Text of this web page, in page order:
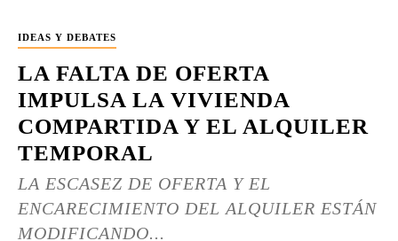
IDEAS Y DEBATES
LA FALTA DE OFERTA
IMPULSA LA VIVIENDA
COMPARTIDA Y EL ALQUILER
TEMPORAL
LA ESCASEZ DE OFERTA Y EL
ENCARECIMIENTO DEL ALQUILER ESTÁN
MODIFICANDO...